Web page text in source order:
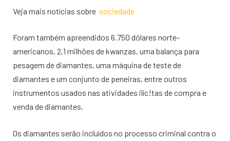
Veja mais notícias sobre sociedade
Foram também apreendidos 6.750 dólares norte-
americanos, 2,1 milhões de kwanzas, uma balança para
pesagem de diamantes, uma máquina de teste de
diamantes e um conjunto de peneiras, entre outros
instrumentos usados nas atividades ilíc!tas de compra e
venda de diamantes.
Os diamantes serão incluídos no processo criminal contra o